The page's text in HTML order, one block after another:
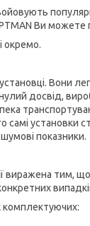
Ви
окремо.
установці.
досвід,
самі
показники.
виражена тим,
комплектуючих: